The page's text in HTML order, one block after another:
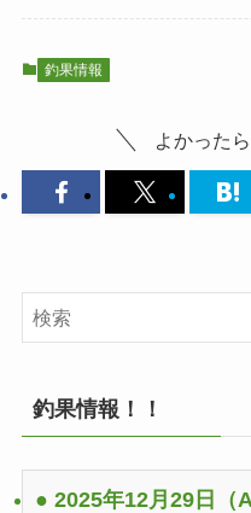
釣果情報
よかった
釣果情報！！
● 2025年12月29日（